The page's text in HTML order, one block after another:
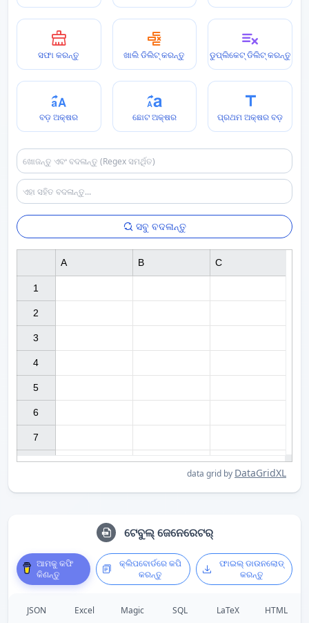
ସଫା କରନ୍ତୁ ଖାଲି ଡିଲିଟ୍ କରନ୍ତୁ ଡୁପ୍ଲିକେଟ୍ ଡିଲିଟ୍ କରନ୍ତୁ
ବଡ଼ ଅକ୍ଷର ଛୋଟ ଅକ୍ଷର ପ୍ରଥମ ଅକ୍ଷର ବଡ଼
ସବୁ ବଦଳାନ୍ତୁ
1
2
3
4
5
6
7
A B C
data grid by DataGridXL
ଟେବୁଲ୍ ଜେନେରେଟର୍
ଆମକୁ କଫି
କିଣନ୍ତୁ
କ୍ଲିପବୋର୍ଡରେ କପି
କରନ୍ତୁ
ଫାଇଲ୍ ଡାଉନଲୋଡ୍
କରନ୍ତୁ
JSON Excel Magic SQL LaTeX HTML